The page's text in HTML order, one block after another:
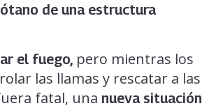
de una estructura
el fuego, pero mientras los
las llamas y rescatar a las
fatal, una nueva situación